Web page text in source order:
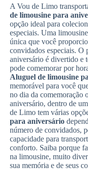
A Vou de Limo
de limousine para
opção ideal para
especiais. Uma
única que você
convidados especiais. O
aniversário é divertido e
pode comemorar por
Aluguel de limousine
memorável para você
no dia da comemoração
aniversário, dentro de
de Limo tem várias
para aniversário
número de convidados,
capacidade para
conforto. Saiba porque
na limousine, muito
sua memória e de seus